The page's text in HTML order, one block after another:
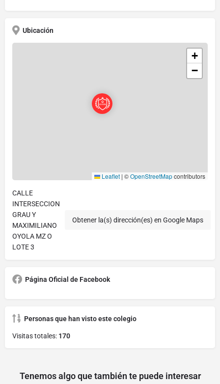
Ubicación
+
−
Leaflet | ©OpenStreetMapcontributors
CALLE
INTERSECCION
GRAU Y
MAXIMILIANO
OYOLA MZ O
LOTE 3
Obtener la(s) dirección(es) en Google Maps
Página Oficial de Facebook
Personas que han visto este colegio
Visitas totales: 170
Tenemos algo que también te puede interesar